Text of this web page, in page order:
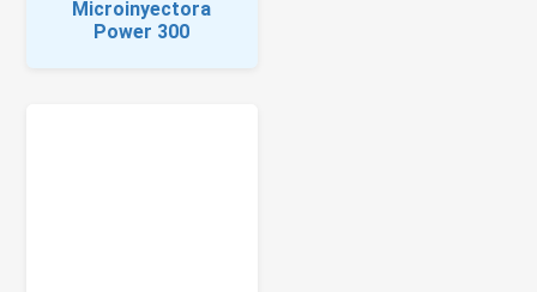
Microinyectora
Power 300